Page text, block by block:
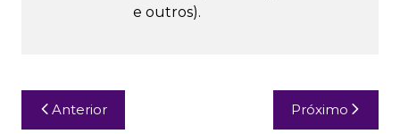
e outros).
Navegação
Anterior Próximo